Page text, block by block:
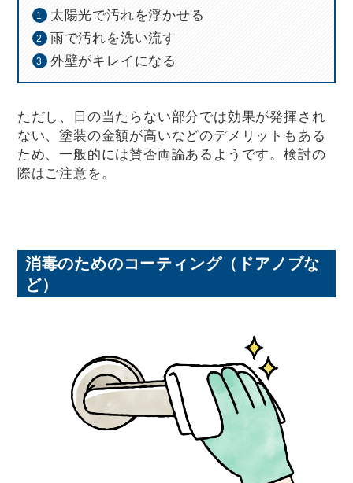
太陽光で汚れを浮かせる
雨で汚れを洗い流す
外壁がキレイになる
ただし、日の当たらない部分では効果が発揮され
ない、塗装の金額が高いなどのデメリットもある
ため、一般的には賛否両論あるようです。検討の
際はご注意を。
消毒のためのコーティング（ドアノブな
ど）